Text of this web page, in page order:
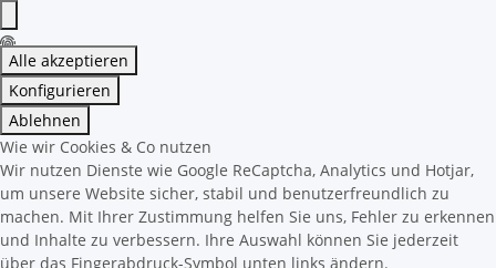
Alle akzeptieren
Konfigurieren
Ablehnen
Wie wir Cookies & Co nutzen
Wir nutzen Dienste wie Google ReCaptcha, Analytics und Hotjar,
um unsere Website sicher, stabil und benutzerfreundlich zu
machen. Mit Ihrer Zustimmung helfen Sie uns, Fehler zu erkennen
und Inhalte zu verbessern. Ihre Auswahl können Sie jederzeit
über das Fingerabdruck-Symbol unten links ändern.